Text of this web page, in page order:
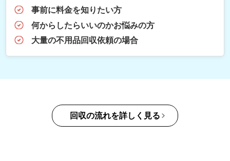
事前に料金を知りたい方
何からしたらいいのかお悩みの方
大量の不用品回収依頼の場合
回収の流れを詳しく見る